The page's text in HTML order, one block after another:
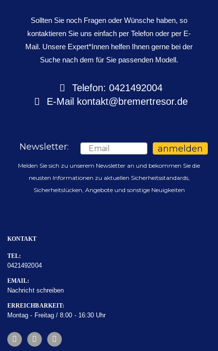
Sollten Sie noch Fragen oder Wünsche haben, so
kontaktieren Sie uns einfach per Telefon oder per E-
Mail. Unsere Expert*Innen helfen Ihnen gerne bei der
Suche nach dem für Sie passenden Modell.
Telefon: 0421492004
E-Mail
kontakt@bremertresor.de
Newsletter: Email anmelden
Melden Sie sich zu unserem Newsletter an und bekommen Sie die
neusten Informationen zu aktuellen Sicherheitsstandards,
Sicherheitslücken, Angebote und sonstige Neuigkeiten
KONTAKT
TEL:
0421492004
EMAIL:
Nachricht schreiben
ERREICHBARKEIT:
Montag - Freitag / 8:00 - 16:30 Uhr